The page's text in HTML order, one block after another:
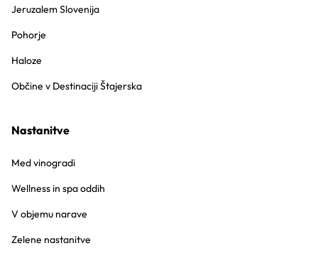
Jeruzalem Slovenija
Pohorje
Haloze
Občine v Destinaciji Štajerska
Nastanitve
Med vinogradi
Wellness in spa oddih
V objemu narave
Zelene nastanitve